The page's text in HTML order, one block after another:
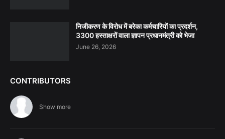
निजीकरण के विरोध में बरेका कर्मचारियों का प्रदर्शन,
3300 हस्ताक्षरों वाला ज्ञापन प्रधानमंत्री को भेजा
June 26, 2026
CONTRIBUTORS
Show more